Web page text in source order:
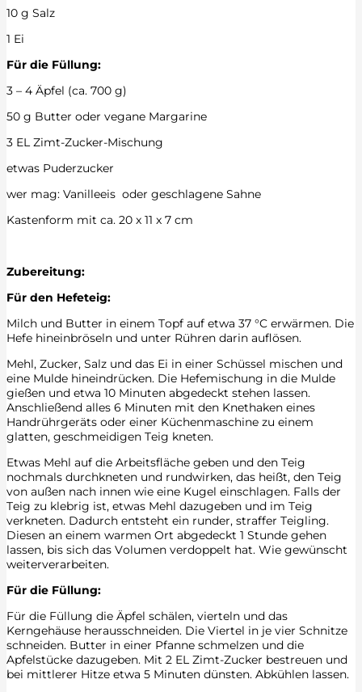
10 g Salz
1 Ei
Für die Füllung:
3 – 4 Äpfel (ca. 700 g)
50 g Butter oder vegane Margarine
3 EL Zimt-Zucker-Mischung
etwas Puderzucker
wer mag: Vanilleeis oder geschlagene Sahne
Kastenform mit ca. 20 x 11 x 7 cm
Zubereitung:
Für den Hefeteig:
Milch und Butter in einem Topf auf etwa 37 °C erwärmen. Die
Hefe hineinbröseln und unter Rühren darin auflösen.
Mehl, Zucker, Salz und das Ei in einer Schüssel mischen und
eine Mulde hineindrücken. Die Hefemischung in die Mulde
gießen und etwa 10 Minuten abgedeckt stehen lassen.
Anschließend alles 6 Minuten mit den Knethaken eines
Handrührgeräts oder einer Küchenmaschine zu einem
glatten, geschmeidigen Teig kneten.
Etwas Mehl auf die Arbeitsfläche geben und den Teig
nochmals durchkneten und rundwirken, das heißt, den Teig
von außen nach innen wie eine Kugel einschlagen. Falls der
Teig zu klebrig ist, etwas Mehl dazugeben und im Teig
verkneten. Dadurch entsteht ein runder, straffer Teigling.
Diesen an einem warmen Ort abgedeckt 1 Stunde gehen
lassen, bis sich das Volumen verdoppelt hat. Wie gewünscht
weiterverarbeiten.
Für die Füllung:
Für die Füllung die Äpfel schälen, vierteln und das
Kerngehäuse herausschneiden. Die Viertel in je vier Schnitze
schneiden. Butter in einer Pfanne schmelzen und die
Apfelstücke dazugeben. Mit 2 EL Zimt-Zucker bestreuen und
bei mittlerer Hitze etwa 5 Minuten dünsten. Abkühlen lassen.